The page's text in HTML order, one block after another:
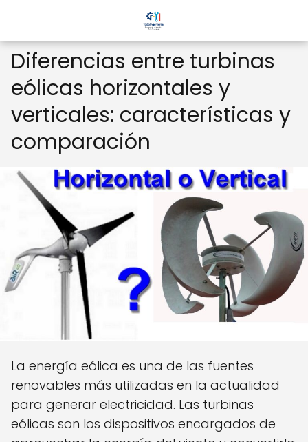
Diferencias entre turbinas
eólicas horizontales y
verticales: características y
comparación
La energía eólica es una de las fuentes
renovables más utilizadas en la actualidad
para generar electricidad. Las turbinas
eólicas son los dispositivos encargados de